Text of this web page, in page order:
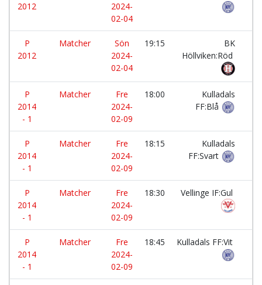
2012
2024-
02-04
P
2012
Matcher
Sön
2024-
02-04
19:15
BK
Höllviken:Röd
P
2014
- 1
Matcher
Fre
2024-
02-09
18:00
Kulladals
FF:Blå
P
2014
- 1
Matcher
Fre
2024-
02-09
18:15
Kulladals
FF:Svart
P
2014
- 1
Matcher
Fre
2024-
02-09
18:30 Vellinge IF:Gul
P
2014
- 1
Matcher
Fre
2024-
02-09
18:45 Kulladals FF:Vit